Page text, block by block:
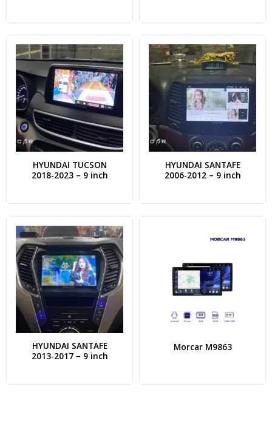
HYUNDAI TUCSON
2018-2023 – 9 inch
HYUNDAI SANTAFE
2006-2012 – 9 inch
HYUNDAI SANTAFE
2013-2017 – 9 inch
Morcar M9863